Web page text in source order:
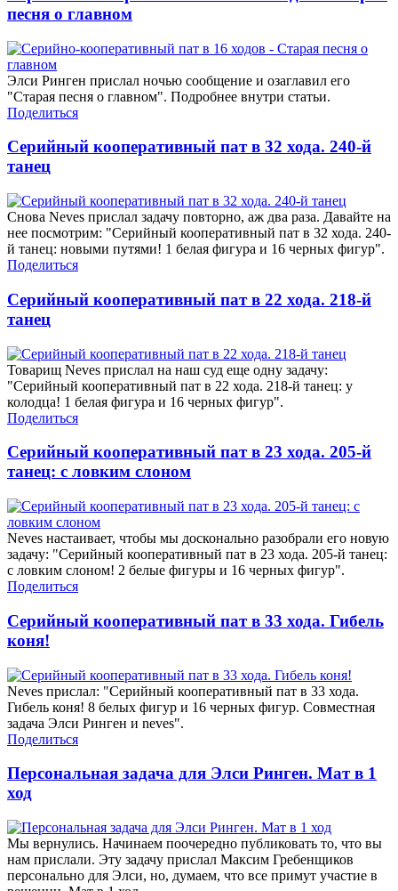
песня о главном
Элси Ринген прислал ночью сообщение и озаглавил его
"Старая песня о главном". Подробнее внутри статьи.
Поделиться
Серийный кооперативный пат в 32 хода. 240-й
танец
Снова Neves прислал задачу повторно, аж два раза. Давайте на
нее посмотрим: "Серийный кооперативный пат в 32 хода. 240-
й танец: новыми путями! 1 белая фигура и 16 черных фигур".
Поделиться
Серийный кооперативный пат в 22 хода. 218-й
танец
Товарищ Neves прислал на наш суд еще одну задачу:
"Серийный кооперативный пат в 22 хода. 218-й танец: у
колодца! 1 белая фигура и 16 черных фигур".
Поделиться
Серийный кооперативный пат в 23 хода. 205-й
танец: с ловким слоном
Neves настаивает, чтобы мы досконально разобрали его новую
задачу: "Серийный кооперативный пат в 23 хода. 205-й танец:
с ловким слоном! 2 белые фигуры и 16 черных фигур".
Поделиться
Серийный кооперативный пат в 33 хода. Гибель
коня!
Neves прислал: "Серийный кооперативный пат в 33 хода.
Гибель коня! 8 белых фигур и 16 черных фигур. Совместная
задача Элси Ринген и neves".
Поделиться
Персональная задача для Элси Ринген. Мат в 1
ход
Мы вернулись. Начинаем поочередно публиковать то, что вы
нам прислали. Эту задачу прислал Максим Гребенщиков
персонально для Элси, но, думаем, что все примут участие в